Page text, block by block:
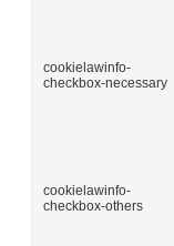
cookielawinfo-
checkbox-necessary
cookielawinfo-
checkbox-others